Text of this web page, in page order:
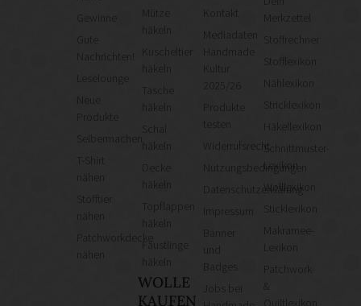
Gute
Nachrichten!
Leselounge
Produkte
Selbermachen
T-Shirt
Stofftier
Patchworkdecke
Mütze
häkeln
Kuscheltier
Tasche
häkeln
Topflappen
häkeln
Fäustlinge
häkeln
WOLLE
KAUFEN
Kontakt
Mediadaten
Kultur
2025/26
Produkte
testen
Widerrufsrecht
Nutzungsbedingungen
Datenschutzerklärung
Merkzettel
Stoffrechner
Stofflexikon
Nählexikon
Stricklexikon
Häkellexikon
Schnittmuster-
Lexikon
Wolllexikon
Sticklexikon
Makramee-
Lexikon
Patchwork-
&
Quiltlexikon